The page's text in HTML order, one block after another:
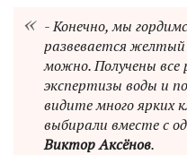
- Конечно, мы
развевается
можно. Получены все
экспертизы воды и
видите много ярких
выбирали вместе с
Виктор Аксёнов.